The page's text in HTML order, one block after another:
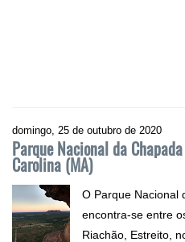
domingo, 25 de outubro de 2020
Parque Nacional da
Carolina (MA)
O Parque Nacional
encontra-se entre
Riachão, Estreito,